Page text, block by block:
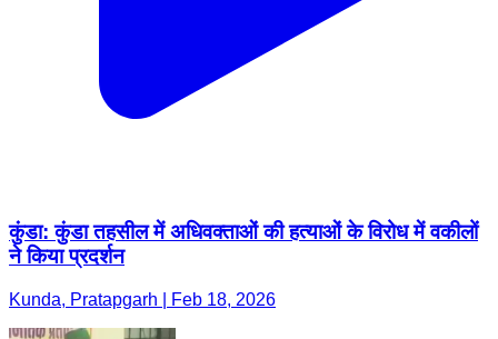
कुंडा: कुंडा तहसील में अधिवक्ताओं की हत्याओं के विरोध में वकीलों
ने किया प्रदर्शन
Kunda, Pratapgarh | Feb 18, 2026